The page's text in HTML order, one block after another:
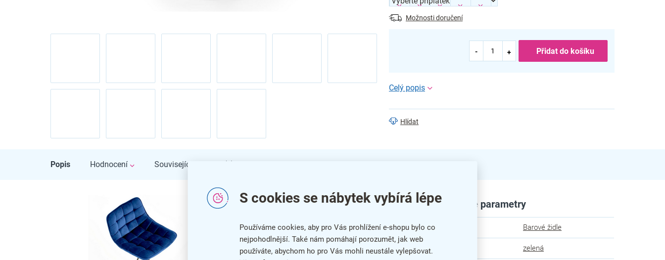
S cookies se nábytek vybírá lépe
Používáme cookies, aby pro Vás prohlížení e-shopu bylo co
nejpohodlnější. Také nám pomáhají porozumět, jak web
používáte, abychom ho pro Vás mohli neustále vylepšovat.
Možnosti doručení
Přidat do košíku
Hlídat
Popis Související soubory (1)
Hodnocení
Barová židle Kinsley
barového pultuv kavárně, kantýně či v moderním
obýváku. Sedadlo je čalouněno hebkou látkou, o
stabilitu se zase postará podnož z práškované oceli.
Doplňkové parametry
Kategorie Barové židle
zelená